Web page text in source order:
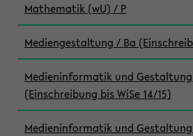
Mathematik (wU) / P
Mediengestaltung / Ba
Medieninformatik und Gestaltung
(Einschreibung bis WiSe 14/15)
Medieninformatik und